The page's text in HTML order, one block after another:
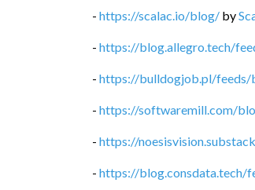
- https://scalac.io/blog/ by
- https://blog.allegro.tech/
- https://bulldogjob.pl/feeds/
- https://softwaremill.com/
- https://
- https://blog.consdata.tech/